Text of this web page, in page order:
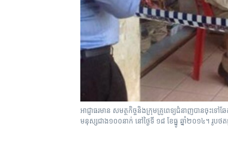
អាជ្ញាធរ​មាន​ សមត្ថកិច្ច​និង​ក្រុមគ្រូពេទ្យ​ជំនាញ​បាន​ចុះ​ទ
មនុស្ស​ជាង​១០០​នាក់ នៅថ្ងៃទី ១៨ ខែធ្នូ ឆ្នាំ២០១៤។ រូបថ